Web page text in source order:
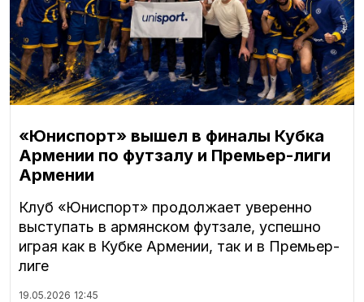
«Юниспорт» вышел в финалы Кубка
Армении по футзалу и Премьер-лиги
Армении
Клуб «Юниспорт» продолжает уверенно
выступать в армянском футзале, успешно
играя как в Кубке Армении, так и в Премьер-
лиге
19.05.2026 12:45